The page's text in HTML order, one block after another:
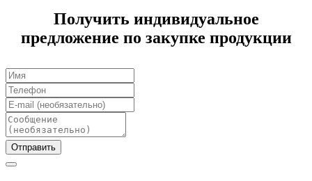
Получить индивидуальное
предложение по закупке продукции
Отправить